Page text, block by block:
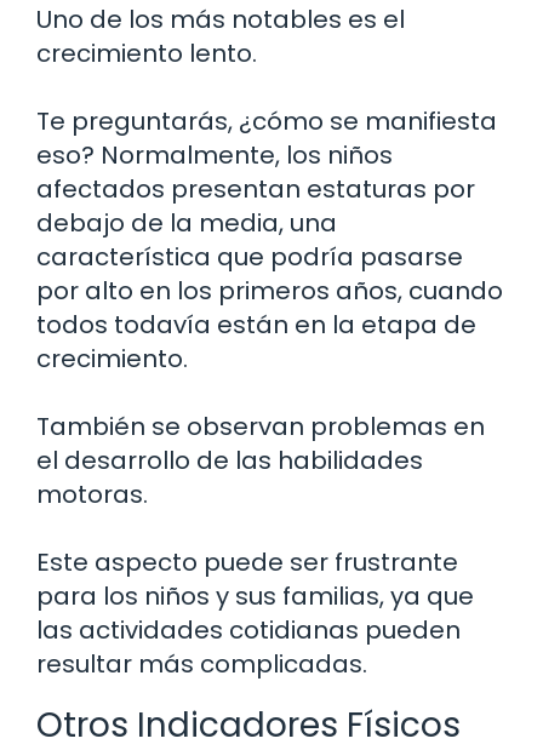
Uno de los más notables es el
crecimiento lento.
Te preguntarás, ¿cómo se manifiesta
eso? Normalmente, los niños
afectados presentan estaturas por
debajo de la media, una
característica que podría pasarse
por alto en los primeros años, cuando
todos todavía están en la etapa de
crecimiento.
También se observan problemas en
el desarrollo de las habilidades
motoras.
Este aspecto puede ser frustrante
para los niños y sus familias, ya que
las actividades cotidianas pueden
resultar más complicadas.
Otros Indicadores Físicos